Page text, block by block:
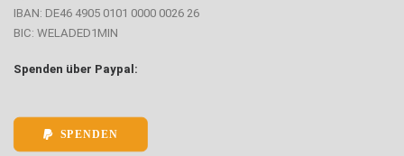
IBAN: DE46 4905 0101 0000 0026 26
BIC: WELADED1MIN
Spenden über Paypal:
SPENDEN